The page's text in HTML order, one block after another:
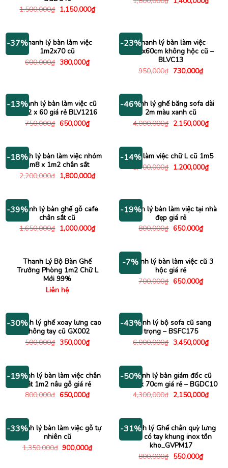
1,500,000₫ Giá
gốc
1,150,000₫Giá
hiện
1,150,000₫.
gốc hiện
-37%Thanh lý bàn làm việc
1m2x70 cũ
600,000₫ Giá
380,000₫Giá
hiện
-23%Thanh lý bàn làm việc
1m2x60cm không hộc cũ –
BLVC13
950,000₫ Giá
730,000₫Giá
hiện
-13%Thanh lý bàn làm việc cũ
1m2 x 60 giá rẻ BLV1216
750,000₫ Giá
650,000₫Giá
hiện
650,000₫.
-46%
Thanh lý ghế băng sofa dài
2m màu xanh cũ
4,000,000₫ Giá
gốc
2,150,000₫Giá
hiện
-18%
Thanh lý bàn làm việc nhóm
1m8 x 1m2 chân sắt
2,200,000₫ Giá
gốc
1,800,000₫Giá
hiện
1,800,000₫.
-14%
Bàn làm việc chữ L cũ 1m5
1,400,000₫ Giá
gốc
1,200,000₫Giá
hiện
-39%Thanh lý bàn ghế gỗ cafe
chân sắt cũ
1,650,000₫ Giá
gốc
1,000,000₫Giá
hiện
1,000,000₫.
-19%
Thanh lý bàn làm việc tại nhà
đẹp giá rẻ
800,000₫ Giá
650,000₫Giá
hiện
Thanh Lý Bộ Bàn Ghế
Trưởng Phòng 1m2 Chữ L
Mới 99%
Liên hệ
-7%
Thanh lý bàn làm việc cũ 3
hộc giá rẻ
700,000₫ Giá
650,000₫Giá
hiện
-30%
Thanh lý ghế xoay lưng cao
không tay cũ GX002
500,000₫ Giá
350,000₫Giá
hiện
350,000₫.
-43%Thanh lý bộ sofa cũ sang
trọng – BSFC175
6,000,000₫ Giá
gốc
3,450,000₫Giá
hiện
-19%
Thanh lý bàn làm việc chân
sắt 1m2 nâu gỗ giá rẻ
800,000₫ Giá
650,000₫Giá
hiện
650,000₫.
-50%
Thanh lý bàn giám đốc cũ
1m4 x 70cm giá rẻ – BGDC10
4,300,000₫ Giá
gốc
2,150,000₫Giá
hiện
-33%
Thanh lý bàn làm việc gỗ tự
nhiên cũ
1,350,000₫ Giá
900,000₫Giá
hiện
-31%
Thanh lý Ghế chân quỳ lưng
lưới có tay khung inox tồn
kho_GVPM17
800,000₫ Giá
550,000₫Giá
hiện